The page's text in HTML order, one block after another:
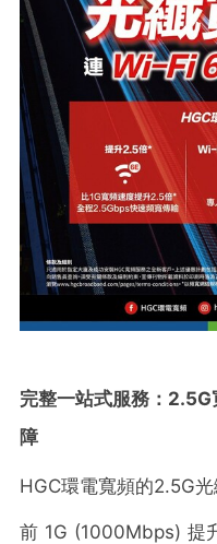
完整一站式服務： 2.5G
障
HGC環電寬頻的2.5G
前 1G (1000Mbps) 提